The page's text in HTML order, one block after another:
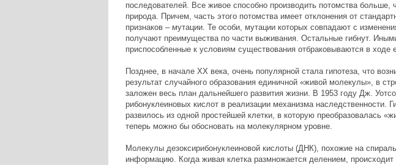
последователей. Все живое способно производить потомства больше,
природа. Причем, часть этого потомства имеет отклонения от
признаков – мутации. Те особи, мутации которых совпадают с
получают преимущества по части выживания. Остальные гибнут.
приспособленные к условиям существования отбраковываются в ходе
Позднее, в начале ХХ века, очень популярной стала гипотеза, что
результат случайного образования единичной «живой молекулы», в
заложен весь план дальнейшего развития жизни. В 1953 году Дж.
рибонуклеиновых кислот в реализации механизма наследственности.
развилось из одной простейшей клетки, в которую преобразовалась
теперь можно бы обосновать на молекулярном уровне.
Молекулы дезоксирибонуклеиновой кислоты (ДНК), похожие на
информацию. Когда живая клетка размножается делением, происходит